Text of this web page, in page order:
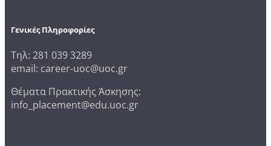
Γενικές Πληροφορίες
Τηλ: 281 039 3289
email: career-uoc@uoc.gr
Θέματα Πρακτικής Άσκησης:
info_placement@edu.uoc.gr